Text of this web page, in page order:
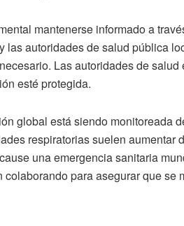
mantenerse informado a
las autoridades de salud pública
Las autoridades de
esté protegida.
global está siendo monitoreada
respiratorias suelen aumentar
una emergencia sanitaria
colaborando para asegurar que se